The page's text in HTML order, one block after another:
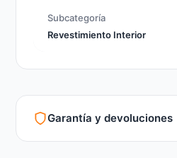
Subcategoría
Revestimiento Interior
Garantía y devoluciones